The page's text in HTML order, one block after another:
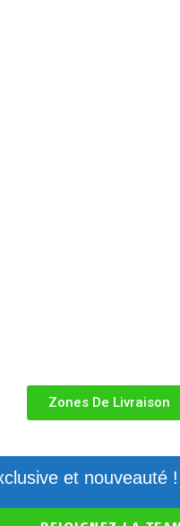
Zones De Livraison
et nouveauté !